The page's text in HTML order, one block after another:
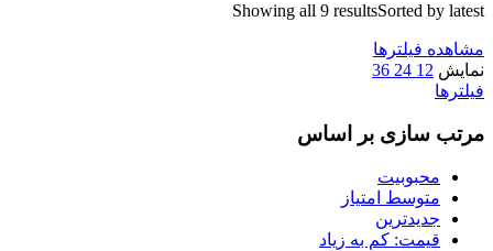
Showing all 9 resultsSorted by latest
مشاهده فیلترها
نمایش 12
24
36
فیلترها
مرتب سازی بر اساس
محبوبیت
متوسط امتیاز
جدیدترین
قیمت: کم به زیاد